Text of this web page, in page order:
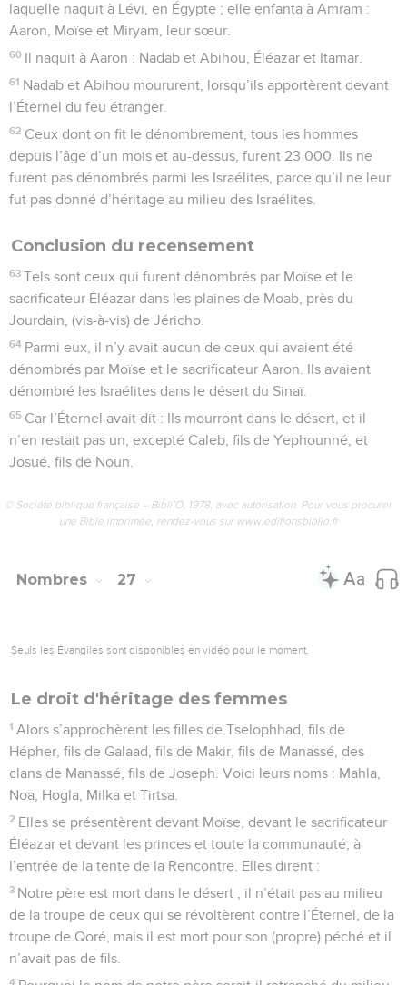
laquelle naquit à Lévi, en Égypte ; elle enfanta à Amram :
Aaron, Moïse et Miryam, leur sœur.
60 Il naquit à Aaron : Nadab et Abihou, Éléazar et Itamar.
61 Nadab et Abihou moururent, lorsqu’ils apportèrent devant
l’Éternel du feu étranger.
62 Ceux dont on fit le dénombrement, tous les hommes
depuis l’âge d’un mois et au-dessus, furent 23 000. Ils ne
furent pas dénombrés parmi les Israélites, parce qu’il ne leur
fut pas donné d’héritage au milieu des Israélites.
Conclusion du recensement
63 Tels sont ceux qui furent dénombrés par Moïse et le
sacrificateur Éléazar dans les plaines de Moab, près du
Jourdain, (vis-à-vis) de Jéricho.
64 Parmi eux, il n’y avait aucun de ceux qui avaient été
dénombrés par Moïse et le sacrificateur Aaron. Ils avaient
dénombré les Israélites dans le désert du Sinaï.
65 Car l’Éternel avait dit : Ils mourront dans le désert, et il
n’en restait pas un, excepté Caleb, fils de Yephounné, et
Josué, fils de Noun.
© Société biblique française – Bibli’O, 1978, avec autorisation. Pour vous procurer
une Bible imprimée, rendez-vous sur www.editionsbiblio.fr
Nombres 27
Seuls les Évangiles sont disponibles en vidéo pour le moment.
Le droit d'héritage des femmes
1 Alors s’approchèrent les filles de Tselophhad, fils de
Hépher, fils de Galaad, fils de Makir, fils de Manassé, des
clans de Manassé, fils de Joseph. Voici leurs noms : Mahla,
Noa, Hogla, Milka et Tirtsa.
2 Elles se présentèrent devant Moïse, devant le sacrificateur
Éléazar et devant les princes et toute la communauté, à
l’entrée de la tente de la Rencontre. Elles dirent :
3 Notre père est mort dans le désert ; il n’était pas au milieu
de la troupe de ceux qui se révoltèrent contre l’Éternel, de la
troupe de Qoré, mais il est mort pour son (propre) péché et il
n’avait pas de fils.
4